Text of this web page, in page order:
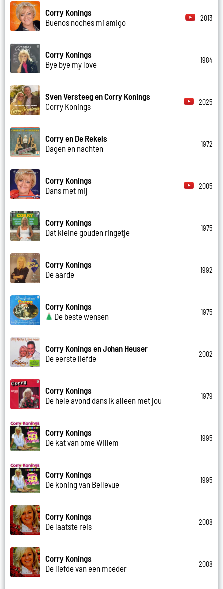
Corry Konings
Buenos noches mi amigo
2013
Corry Konings
Bye bye my love
1984
Sven Versteeg en Corry Konings
Corry Konings
2025
Corry en De Rekels
Dagen en nachten
1972
Corry Konings
Dans met mij
2005
Corry Konings
Dat kleine gouden ringetje
1975
Corry Konings
De aarde
1992
Corry Konings
De beste wensen
1975
Corry Konings en Johan Heuser
De eerste liefde
2002
Corry Konings
De hele avond dans ik alleen met jou
1979
Corry Konings
De kat van ome Willem
1995
Corry Konings
De koning van Bellevue
1995
Corry Konings
De laatste reis
2008
Corry Konings
De liefde van een moeder
2008